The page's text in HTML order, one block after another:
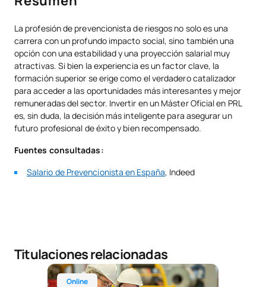
La profesión de prevencionista de riesgos no solo es una
carrera con un profundo impacto social, sino también una
opción con una estabilidad y una proyección salarial muy
atractivas. Si bien la experiencia es un factor clave, la
formación superior se erige como el verdadero catalizador
para acceder a las oportunidades más interesantes y mejor
remuneradas del sector. Invertir en un Máster Oficial en PRL
es, sin duda, la decisión más inteligente para asegurar un
futuro profesional de éxito y bien recompensado.
Fuentes consultadas:
Salario de Prevencionista en España, Indeed
Titulaciones relacionadas
Online
Máster Universitario Online en Prevención de